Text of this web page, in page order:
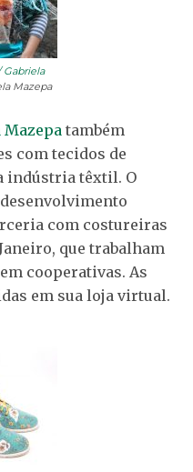
Gabriela
Mazepa
Mazepa também
com tecidos de
indústria têxtil. O
com costureiras
que trabalham
cooperativas. As
em sua loja virtual.